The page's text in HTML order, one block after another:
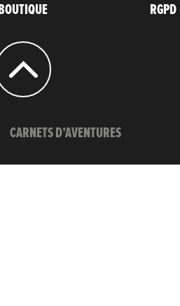
BOUTIQUE RGPD
CARNETS D’AVENTURES